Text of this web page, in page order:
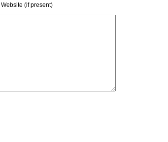
Website (if present)